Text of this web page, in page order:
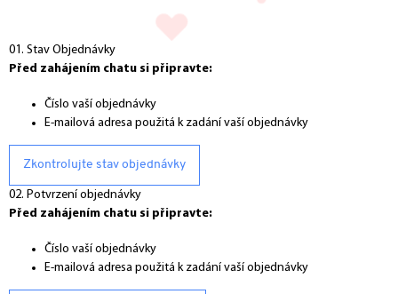
01. Stav Objednávky
Před zahájením chatu si připravte:
Číslo vaší objednávky
E-mailová adresa použitá k zadání vaší objednávky
Zkontrolujte stav objednávky
02. Potvrzení objednávky
Před zahájením chatu si připravte:
Číslo vaší objednávky
E-mailová adresa použitá k zadání vaší objednávky